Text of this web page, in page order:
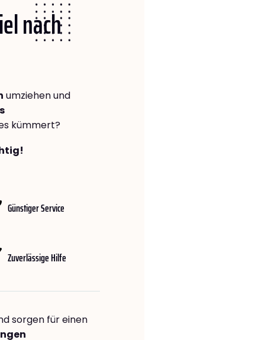
nach
umziehen und
kümmert?
Günstiger Service
Zuverlässige Hilfe
sorgen für einen